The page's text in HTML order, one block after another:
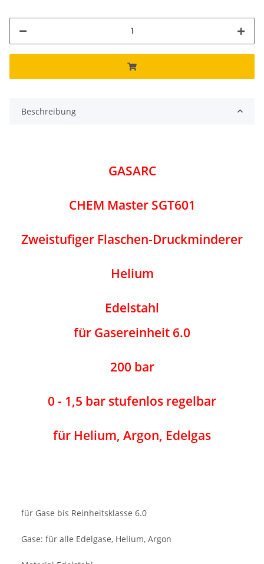
Beschreibung
GASARC
CHEM Master SGT601
Zweistufiger Flaschen-Druckminderer
Helium
Edelstahl
für Gasereinheit 6.0
200 bar
0 - 1,5 bar stufenlos regelbar
für Helium, Argon, Edelgas
für Gase bis Reinheitsklasse 6.0
Gase: für alle Edelgase, Helium, Argon